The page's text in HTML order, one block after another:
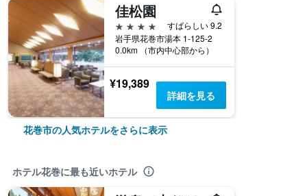
佳松園
4つ星
すばらしい 9.2
岩手県花巻市湯本 1-125-2
0.0km （市内中心部から）
¥19,389
詳細を見る
花巻市の人気ホテルをさらに表示
ホテル花巻に最も近いホテル